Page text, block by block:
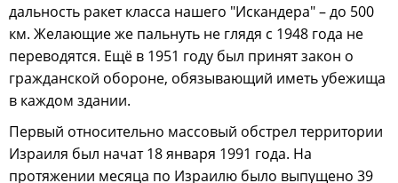
дальность ракет класса нашего "Искандера" – до 500
км. Желающие же пальнуть не глядя с 1948 года не
переводятся. Ещё в 1951 году был принят закон о
гражданской обороне, обязывающий иметь убежища
в каждом здании.
Первый относительно массовый обстрел территории
Израиля был начат 18 января 1991 года. На
протяжении месяца по Израилю было выпущено 39